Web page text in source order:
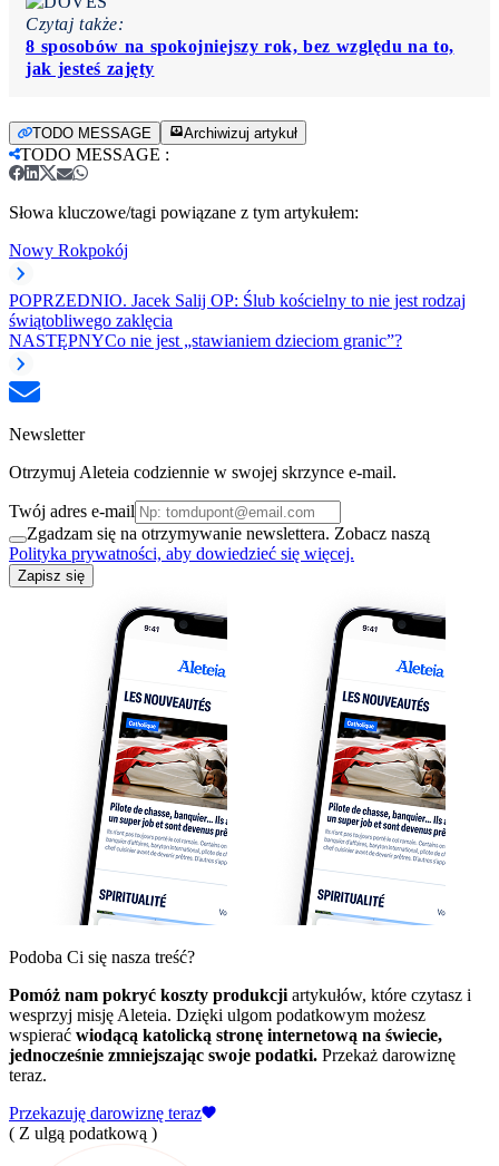
Czytaj także:
8 sposobów na spokojniejszy rok, bez względu na to,
jak jesteś zajęty
TODO MESSAGE Archiwizuj artykuł
TODO MESSAGE :
Słowa kluczowe/tagi powiązane z tym artykułem:
Nowy Rokpokój
POPRZEDNIO. Jacek Salij OP: Ślub kościelny to nie jest rodzaj
świątobliwego zaklęcia
NASTĘPNYCo nie jest „stawianiem dzieciom granic”?
Newsletter
Otrzymuj Aleteia codziennie w swojej skrzynce e-mail.
Twój adres e-mail
Zgadzam się na otrzymywanie newslettera. Zobacz naszą
Polityka prywatności, aby dowiedzieć się więcej.
Zapisz się
Podoba Ci się nasza treść?
Pomóż nam pokryć koszty produkcji artykułów, które czytasz i
wesprzyj misję Aleteia. Dzięki ulgom podatkowym możesz
wspierać wiodącą katolicką stronę internetową na świecie,
jednocześnie zmniejszając swoje podatki. Przekaż darowiznę
teraz.
Przekazuję darowiznę teraz
( Z ulgą podatkową )